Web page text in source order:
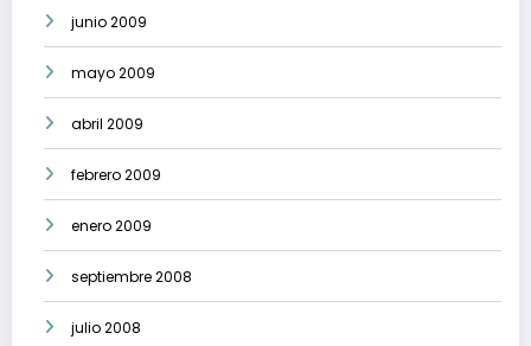
junio 2009
mayo 2009
abril 2009
febrero 2009
enero 2009
septiembre 2008
julio 2008